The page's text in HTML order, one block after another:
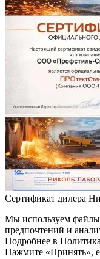
Сертификат дилера
Мы используем файлы
предпочтений и
Подробнее в
Нажмите «Принять»,